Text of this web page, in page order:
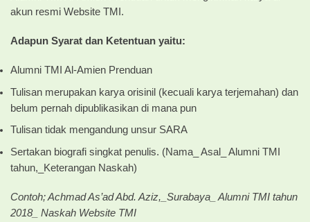
akun resmi Website TMI.
Adapun Syarat dan Ketentuan yaitu:
Alumni TMI Al-Amien Prenduan
Tulisan merupakan karya orisinil (kecuali karya terjemahan) dan
belum pernah dipublikasikan di mana pun
Tulisan tidak mengandung unsur SARA
Sertakan biografi singkat penulis. (Nama_ Asal_ Alumni TMI
tahun,_Keterangan Naskah)
Contoh; Achmad As’ad Abd. Aziz,_Surabaya_ Alumni TMI tahun
2018_ Naskah Website TMI